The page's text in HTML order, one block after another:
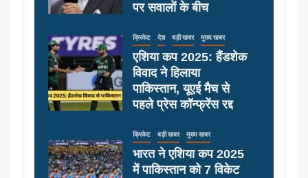
पर सवालों के बीच
क्रिकेट देश बड़ी खबर मुख्य खबर
एशिया कप 2025: हैंडशेक
विवाद ने हिलाया
पाकिस्तान, यूएई मैच से
पहले प्रेस कॉन्फ्रेंस रद्द
क्रिकेट बड़ी खबर मुख्य खबर
भारत ने एशिया कप 2025
में पाकिस्तान को 7 विकेट